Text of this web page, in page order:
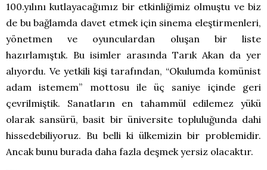
100.yılını kutlayacağımız bir etkinliğimiz olmuştu ve biz
de bu bağlamda davet etmek için sinema eleştirmenleri,
yönetmen ve oyunculardan oluşan bir liste
hazırlamıştık. Bu isimler arasında Tarık Akan da yer
alıyordu. Ve yetkili kişi tarafından, “Okulumda komünist
adam istemem” mottosu ile üç saniye içinde geri
çevrilmiştik. Sanatların en tahammül edilemez yükü
olarak sansürü, basit bir üniversite topluluğunda dahi
hissedebiliyoruz. Bu belli ki ülkemizin bir problemidir.
Ancak bunu burada daha fazla deşmek yersiz olacaktır.